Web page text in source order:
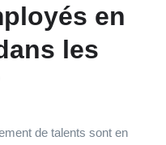
en
les
de talents sont en